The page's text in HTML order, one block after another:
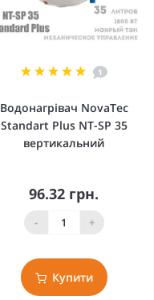
1
Водонагрівач NovaTec
Standart Plus NT-SP 35
вертикальний
96.32 грн.
- +
Купити